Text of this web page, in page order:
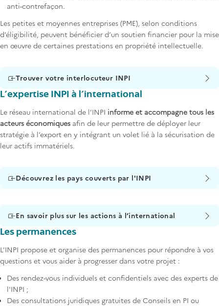
anti-contrefaçon.
Les petites et moyennes entreprises (PME), selon conditions
d’éligibilité, peuvent bénéficier d’un soutien financier pour la mise
en œuvre de certaines prestations en propriété intellectuelle.
Trouver votre interlocuteur INPI
L'expertise INPI à l'international
Le réseau international de l’INPI informe et accompagne tous les
acteurs économiques afin de leur permettre de déployer leur
stratégie à l’export en y intégrant un volet lié à la sécurisation de
leur actifs immatériels.
Découvrez les pays couverts par l'INPI
En savoir plus sur les actions à l’international
Les permanences
L'INPI propose et organise des permanences pour répondre à vos
questions et vous aider à progresser dans votre projet :
Des rendez-vous individuels et confidentiels avec des experts de
l'INPI ;
Des consultations juridiques gratuites de Conseils en PI ou